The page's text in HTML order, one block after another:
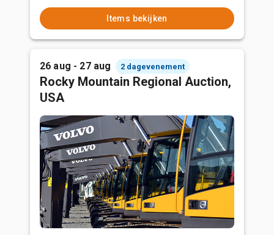
Items bekijken
26 aug - 27 aug 2 dagevenement
Rocky Mountain Regional Auction,
USA